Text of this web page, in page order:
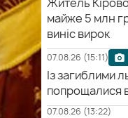
майже 5 млн
виніс вирок
07.08.26 (15:11)
Із загиблими
попрощалися
07.08.26 (13:22)